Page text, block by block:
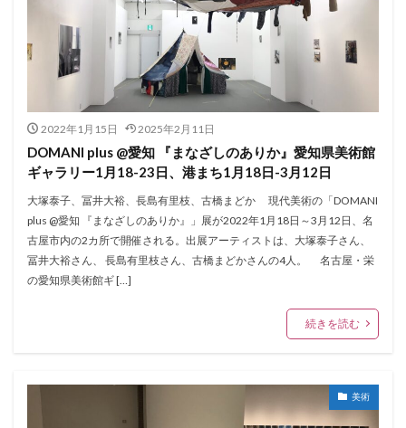
2022年1月15日 2025年2月11日
DOMANI plus @愛知 『まなざしのありか』愛知県美術館
ギャラリー1月18-23日、港まち1月18日-3月12日
大塚泰子、冨井大裕、長島有里枝、古橋まどか 現代美術の「DOMANI
plus @愛知 『まなざしのありか』」展が2022年1月18日～3月12日、名
古屋市内の2カ所で開催される。出展アーティストは、大塚泰子さん、
冨井大裕さん、 長島有里枝さん、古橋まどかさんの4人。 名古屋・栄
の愛知県美術館ギ […]
続きを読む
美術